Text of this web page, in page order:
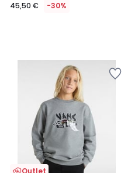
45,50 € -30%
Outlet